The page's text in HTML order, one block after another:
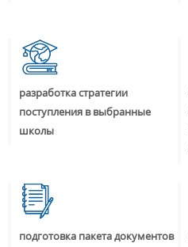
разработка стратегии
поступления в выбранные
школы
подготовка пакета документов